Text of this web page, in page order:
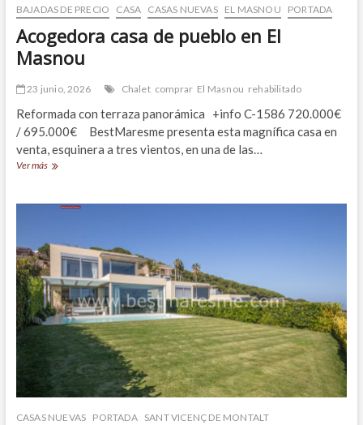
BAJADAS DE PRECIO CASA CASAS NUEVAS EL MASNOU PORTADA
Acogedora casa de pueblo en El
Masnou
23 junio, 2026 Chalet comprar El Masnou rehabilitado
Reformada con terraza panorámica +info C-1586 720.000€
/ 695.000€ BestMaresme presenta esta magnífica casa en
venta, esquinera a tres vientos, en una de las…
Ver másAcogedora
pueblo
Masnou
CASAS NUEVAS PORTADA SANT VICENÇ DE MONTALT